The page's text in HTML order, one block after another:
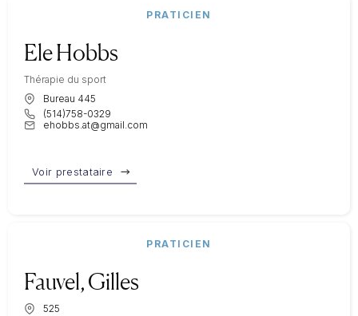
PRATICIEN
Ele Hobbs
Thérapie du sport
Bureau 445
(514)758-0329
ehobbs.at@gmail.com
Voir prestataire
PRATICIEN
Fauvel, Gilles
525